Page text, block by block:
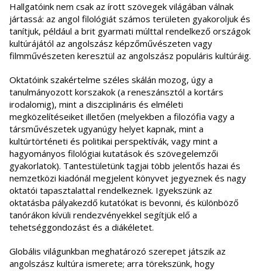
Hallgatóink nem csak az írott szövegek világában válnak
jártassá: az angol filológiát számos területen gyakoroljuk és
tanítjuk, például a brit gyarmati múlttal rendelkező országok
kultúrájától az angolszász képzőművészeten vagy
filmművészeten keresztül az angolszász populáris kultúráig.
Oktatóink szakértelme széles skálán mozog, úgy a
tanulmányozott korszakok (a reneszánsztól a kortárs
irodalomig), mint a diszciplináris és elméleti
megközelítéseiket illetően (melyekben a filozófia vagy a
társművészetek ugyanúgy helyet kapnak, mint a
kultúrtörténeti és politikai perspektívák, vagy mint a
hagyományos filológiai kutatások és szövegelemzői
gyakorlatok). Tantestületünk tagjai több jelentős hazai és
nemzetközi kiadónál megjelent könyvet jegyeznek és nagy
oktatói tapasztalattal rendelkeznek. Igyekszünk az
oktatásba pályakezdő kutatókat is bevonni, és különböző
tanórákon kívüli rendezvényekkel segítjük elő a
tehetséggondozást és a diákéletet.
Globális világunkban meghatározó szerepet játszik az
angolszász kultúra ismerete; arra törekszünk, hogy